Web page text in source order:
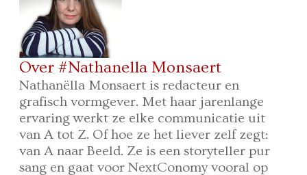
Over #Nathanella Monsaert
Nathanëlla Monsaert is redacteur en
grafisch vormgever. Met haar jarenlange
ervaring werkt ze elke communicatie uit
van A tot Z. Of hoe ze het liever zelf zegt:
van A naar Beeld. Ze is een storyteller pur
sang en gaat voor NextConomy vooral op